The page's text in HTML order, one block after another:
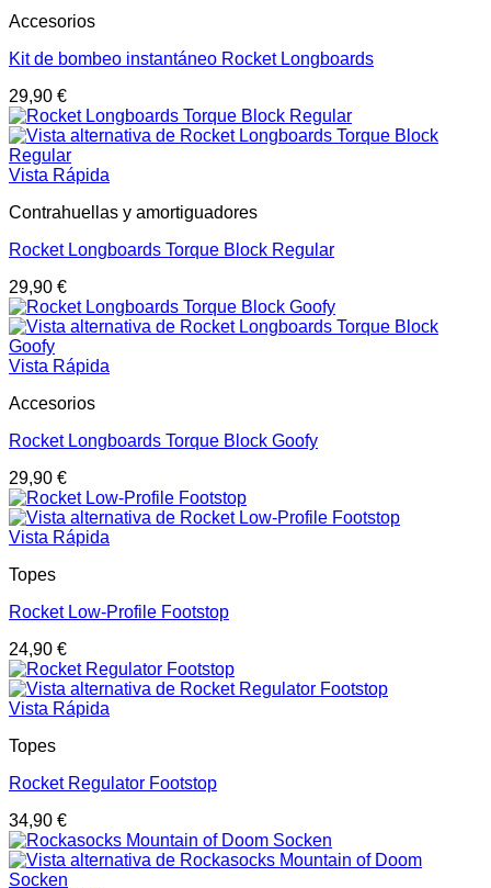
Accesorios
Kit de bombeo instantáneo Rocket Longboards
29,90 €
Vista Rápida
Contrahuellas y amortiguadores
Rocket Longboards Torque Block Regular
29,90 €
Vista Rápida
Accesorios
Rocket Longboards Torque Block Goofy
29,90 €
Vista Rápida
Topes
Rocket Low-Profile Footstop
24,90 €
Vista Rápida
Topes
Rocket Regulator Footstop
34,90 €